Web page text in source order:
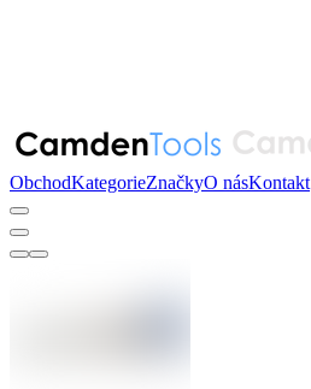
ObchodKategorieZnačkyO násKontakt